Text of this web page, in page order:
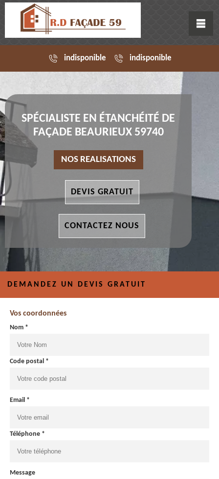
indisponible indisponible
SPÉCIALISTE EN ÉTANCHÉITÉ DE
FAÇADE BEAURIEUX 59740
NOS REALISATIONS
DEVIS GRATUIT
CONTACTEZ NOUS
DEMANDEZ UN DEVIS GRATUIT
Vos coordonnées
Nom *
Code postal *
Email *
Téléphone *
Message